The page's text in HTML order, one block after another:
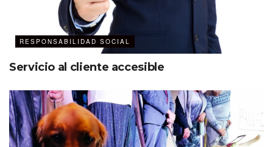
RESPONSABILIDAD SOCIAL
Servicio al cliente accesible